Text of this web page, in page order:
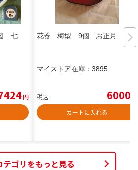
七
円
花器 梅型 9個 お正月
マイストア在庫： 3895
税込 6000
カートに入れる
テゴリをもっと見る